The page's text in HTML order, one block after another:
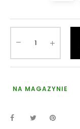
NA MAGAZYNIE